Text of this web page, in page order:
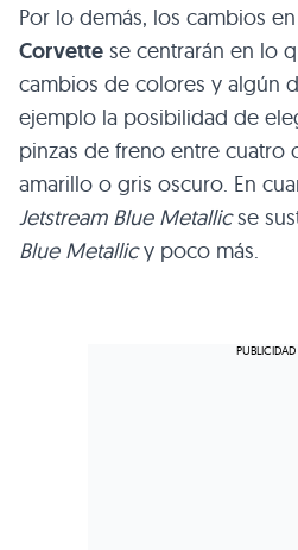
Por lo demás, los cambios
Corvette se centrarán en lo
cambios de colores y algún
ejemplo la posibilidad de
pinzas de freno entre cuatro
amarillo o gris oscuro. En
Jetstream Blue Metallicse
Blue Metallicy poco más.